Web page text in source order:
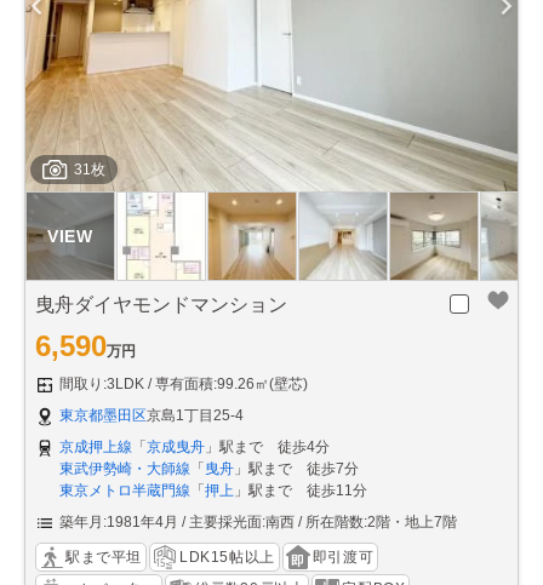
31枚
曳舟ダイヤモンドマンション
6,590万円
間取り:3LDK
専有面積:99.26㎡(壁芯)
東京都墨田区京島1丁目25-4
京成押上線 「 京成曳舟 」駅まで 徒歩4分
東武伊勢崎・大師線 「 曳舟 」駅まで 徒歩7分
東京メトロ半蔵門線 「 押上 」駅まで 徒歩11分
築年月:1981年4月
主要採光面:南西 所在階数:2階・地上7階
駅まで平坦 LDK15帖以上
即引渡可